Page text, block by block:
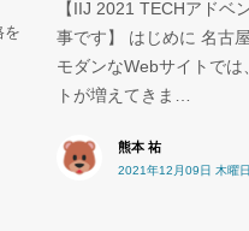
ントカレンダー 12/9（木）の記
屋支社の kmmt-t です。 最近の
、「HTTP/2」を利用するサイ